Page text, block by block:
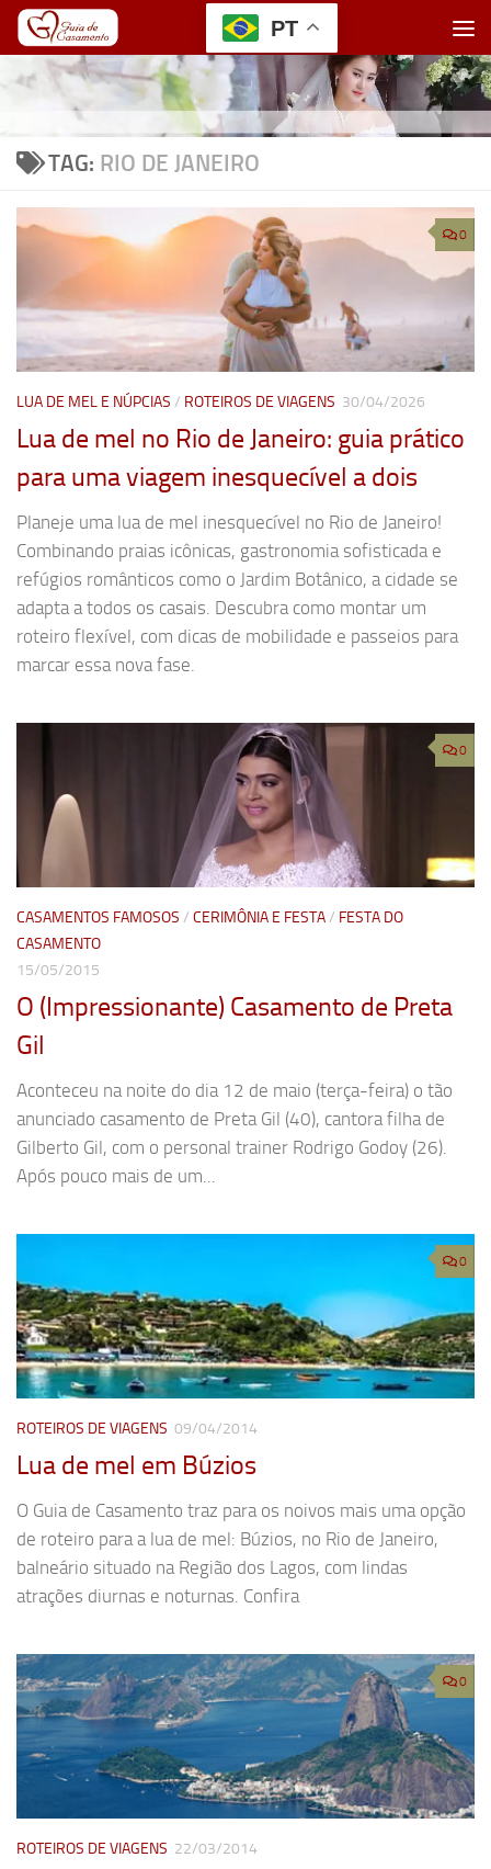
Skip to content
TAG: RIO DE JANEIRO
0
LUA DE MEL E NÚPCIAS / ROTEIROS DE VIAGENS 30/04/2026
Lua de mel no Rio de Janeiro: guia prático
para uma viagem inesquecível a dois
Planeje uma lua de mel inesquecível no Rio de Janeiro!
Combinando praias icônicas, gastronomia sofisticada e
refúgios românticos como o Jardim Botânico, a cidade se
adapta a todos os casais. Descubra como montar um
roteiro flexível, com dicas de mobilidade e passeios para
marcar essa nova fase.
0
CASAMENTOS FAMOSOS / CERIMÔNIA E FESTA/ FESTA DO
CASAMENTO
15/05/2015
O (Impressionante) Casamento de Preta
Gil
Aconteceu na noite do dia 12 de maio (terça-feira) o tão
anunciado casamento de Preta Gil (40), cantora filha de
Gilberto Gil, com o personal trainer Rodrigo Godoy (26).
Após pouco mais de um...
0
ROTEIROS DE VIAGENS 09/04/2014
Lua de mel em Búzios
O Guia de Casamento traz para os noivos mais uma opção
de roteiro para a lua de mel: Búzios, no Rio de Janeiro,
balneário situado na Região dos Lagos, com lindas
atrações diurnas e noturnas. Confira
0
ROTEIROS DE VIAGENS 22/03/2014
PT